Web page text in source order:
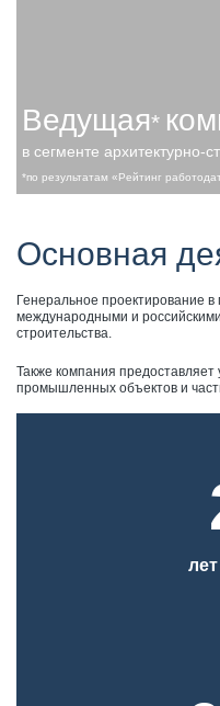
Ведущая*
в сегменте архитектурно-
*по результатам «Рейтинг
Основная
Генеральное проектирование
международными и
строительства.
Также компания предоставляет
промышленных объектов и
2017 –
2021 –